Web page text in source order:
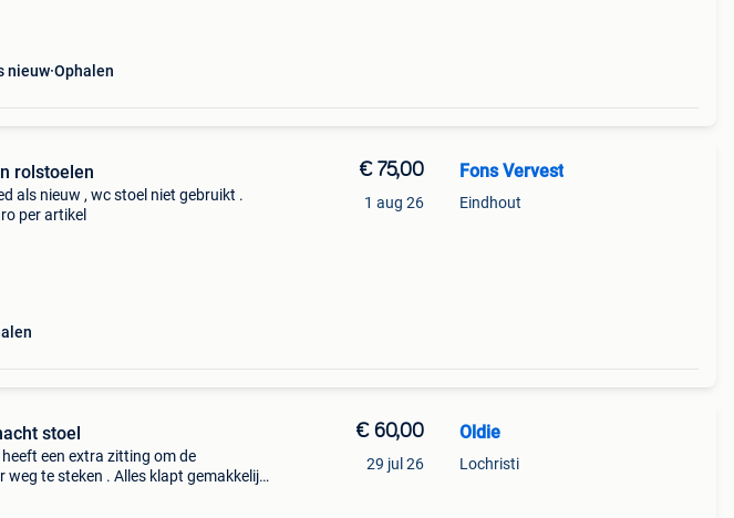
nieuw Ophalen
rolstoelen
als nieuw , wc stoel niet gebruikt .
per artikel
€ 75,00
1 aug 26
Fons Vervest
Eindhout
stoel
een extra zitting om de
weg te steken . Alles klapt gemakkelijk
€ 60,00
29 jul 26
Oldie
Lochristi